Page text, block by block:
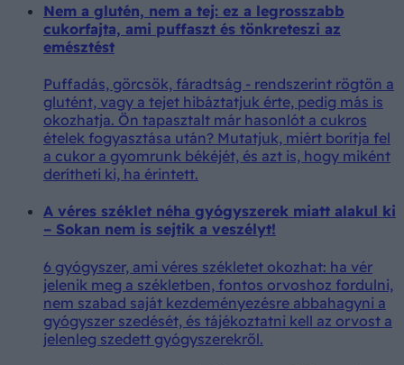
Nem a glutén, nem a tej: ez a legrosszabb
cukorfajta, ami puffaszt és tönkreteszi az
emésztést
Puffadás, görcsök, fáradtság - rendszerint rögtön a
glutént, vagy a tejet hibáztatjuk érte, pedig más is
okozhatja. Ön tapasztalt már hasonlót a cukros
ételek fogyasztása után? Mutatjuk, miért borítja fel
a cukor a gyomrunk békéjét, és azt is, hogy miként
derítheti ki, ha érintett.
A véres széklet néha gyógyszerek miatt alakul ki
– Sokan nem is sejtik a veszélyt!
6 gyógyszer, ami véres székletet okozhat: ha vér
jelenik meg a székletben, fontos orvoshoz fordulni,
nem szabad saját kezdeményezésre abbahagyni a
gyógyszer szedését, és tájékoztatni kell az orvost a
jelenleg szedett gyógyszerekről.